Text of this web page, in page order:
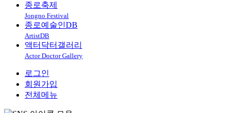
종로축제
Jongno Festival
종로예술인DB
ArtistDB
액터닥터갤러리
Actor Doctor Gallery
로그인
회원가입
전체메뉴